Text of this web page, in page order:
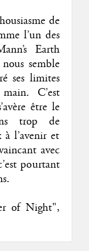
de
l’un des
Earth
semble
ses limites
C’est
être le
trop de
l’avenir et
avec
pourtant
of Night",